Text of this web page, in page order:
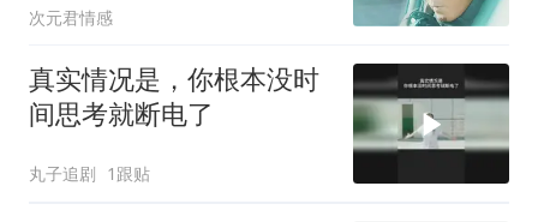
次元君情感
真实情况是，你根本没时
间思考就断电了
丸子追剧 1跟贴